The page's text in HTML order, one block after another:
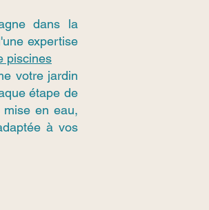
dans la
expertise
piscines
votre jardin
étape de
en eau,
à vos